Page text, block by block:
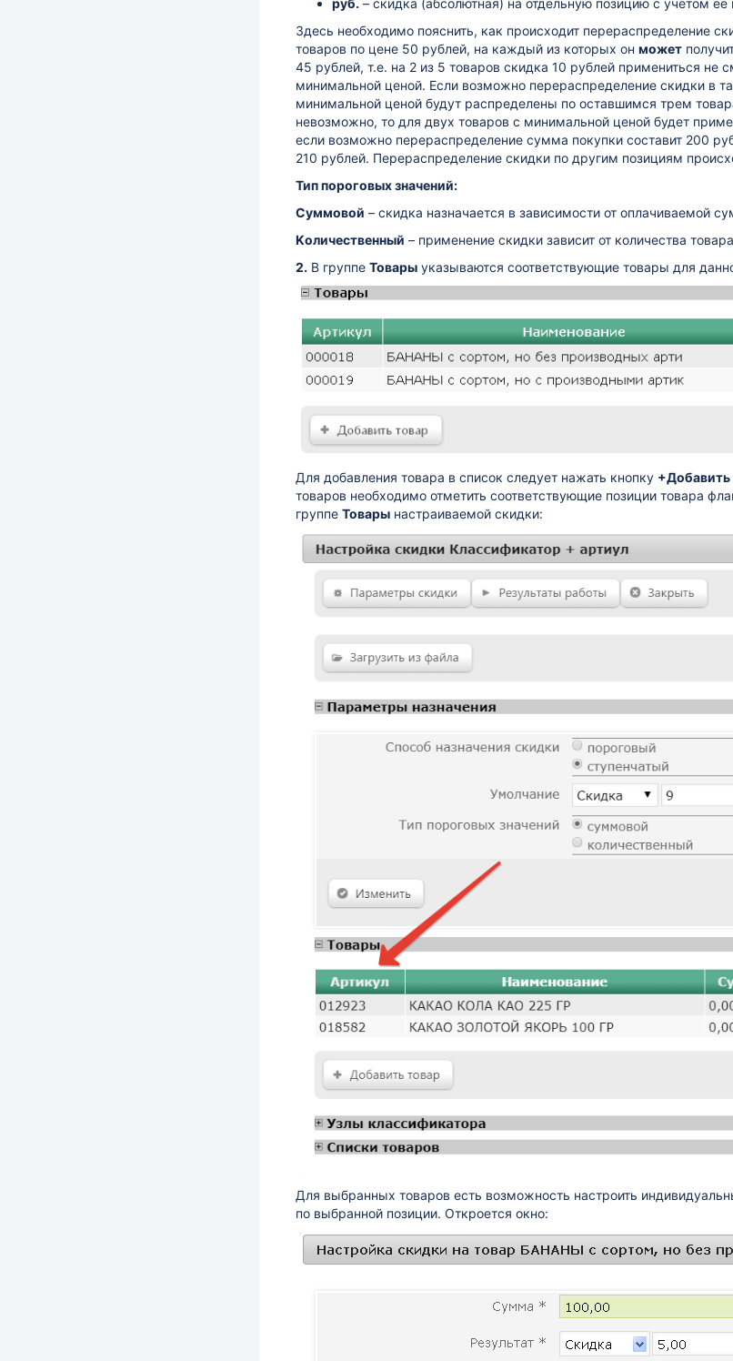
Здесь необходимо пояснить, как происходит перераспределение
товаров по цене 50 рублей, на каждый из которых он может
45 рублей, т.е. на 2 из 5 товаров скидка 10 рублей примениться
минимальной ценой. Если возможно перераспределение скидки в
минимальной ценой будут распределены по оставшимся трем
невозможно, то для двух товаров с минимальной ценой будет
если возможно перераспределение сумма покупки составит 200
210 рублей. Перераспределение скидки по другим позициям
Тип пороговых значений:
Cуммовой – скидка назначается в зависимости от оплачиваемой
Kоличественный – применение скидки зависит от количества
2. В группе Товары указываются соответствующие товары для
Для добавления товара в список следует нажать кнопку +Добавить
товаров необходимо отметить соответствующие позиции товара
группе Товары настраиваемой скидки:
Для выбранных товаров есть возможность настроить
по выбранной позиции. Откроется окно: